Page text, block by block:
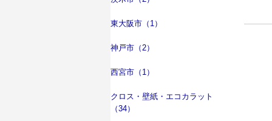
東大阪市（1）
神戸市（2）
西宮市（1）
クロス・壁紙・エコカラット
（34）